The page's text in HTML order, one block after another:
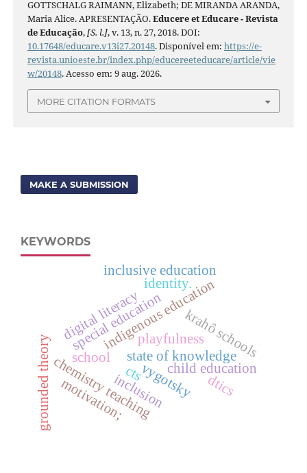
GOTTSCHALG RAIMANN, Elizabeth; DE MIRANDA ARANDA,
Maria Alice. APRESENTAÇÃO.Educere et Educare - Revista
de Educação,[S. l.], v. 13, n. 27, 2018. DOI:
10.17648/educare.v13i27.20148. Disponível em: https://e-
revista.unioeste.br/index.php/educereeteducare/article/vie
w/20148. Acesso em: 9 aug. 2026.
MORE CITATION FORMATS
MAKE A SUBMISSION
KEYWORDS
indigenous educationkrahô schools
identity.
state of knowledge
school
child education
chemistry teachingvygotsky
cts
grounded theory inclusion
playfulness
inclusive education
special education
digital literacy
dtics
motivation;